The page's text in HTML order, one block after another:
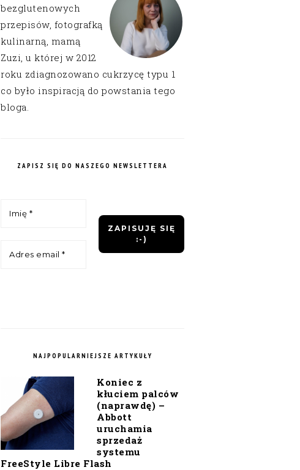
bezglutenowych
przepisów, fotografką
kulinarną, mamą
Zuzi, u której w 2012
roku zdiagnozowano cukrzycę typu 1
co było inspiracją do powstania tego
bloga.
ZAPISZ SIĘ DO NASZEGO NEWSLETTERA
NAJPOPULARNIEJSZE ARTYKUŁY
Koniec z
kłuciem palców
(naprawdę) –
Abbott
uruchamia
sprzedaż
systemu
FreeStyle Libre Flash